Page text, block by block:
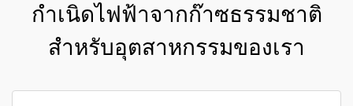
กำเนิดไฟฟ้าจากก๊าซธรรมชาติ
สำหรับอุตสาหกรรมของเรา